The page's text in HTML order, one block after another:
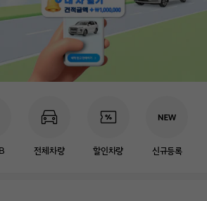
전체차량 할인차량 신규등록